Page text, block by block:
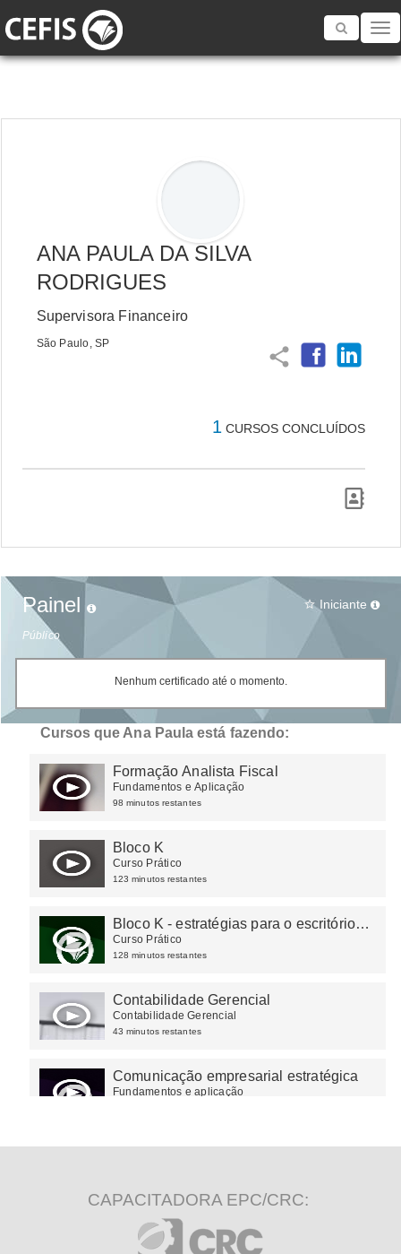
Toggle
ANA PAULA DA SILVA
RODRIGUES
Supervisora Financeiro
São Paulo, SP
share
1 CURSOS CONCLUÍDOS
Painel
Público
star_border Iniciante
Nenhum certificado até o momento.
Cursos que Ana Paula está fazendo:
Formação Analista Fiscal
Fundamentos e Aplicação
98 minutos restantes
Bloco K
Curso Prático
123 minutos restantes
Bloco K - estratégias para o escritório
contábil
Curso Prático
128 minutos restantes
Contabilidade Gerencial
Contabilidade Gerencial
43 minutos restantes
Comunicação empresarial estratégica
Fundamentos e aplicação
CAPACITADORA EPC/CRC: